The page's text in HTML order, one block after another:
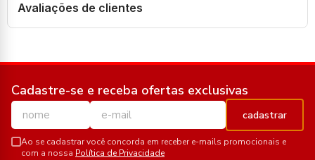
Avaliações de clientes
Cadastre-se e receba ofertas exclusivas
cadastrar
Ao se cadastrar você concorda em receber e-mails promocionais e
com a nossa Política de Privacidade